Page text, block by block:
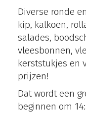
Diverse ronde
kip, kalkoen,
salades,
vleesbonnen,
kerststukjes en
prijzen!
Dat wordt een
beginnen om